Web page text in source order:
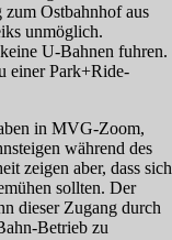
Ostbahnhof aus
unmöglich.
U‑Bahnen fuhren.
einer Park+Ride-
in MVG-Zoom,
während des
zeigen aber, dass sich
sollten. Der
dieser Zugang durch
Betrieb zu